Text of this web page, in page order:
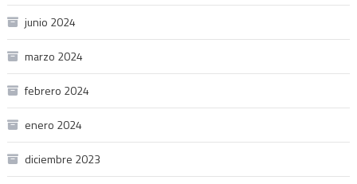
junio 2024
marzo 2024
febrero 2024
enero 2024
diciembre 2023